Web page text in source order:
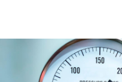
Sistemas de Presión